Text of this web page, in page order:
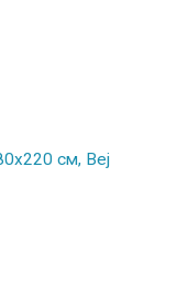
см, Bej